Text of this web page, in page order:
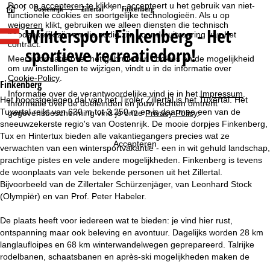
Door opaccepterente klikken, accepteert u het gebruik van niet-
functionele cookies en soortgelijke technologieën. Als u op
weigeren klikt, gebruiken we alleen diensten die technisch
noodzakelijk zijn en die nodig zijn voor de uitvoering van het
contract.
Meer informatie over het gebruik van cookies en de mogelijkheid
om uw instellingen te wijzigen, vindt u in de informatie over
Cookie-Policy
Informatie over de verantwoordelijke vind je in het Impressum
Informatie over de doeleinden en jouw rechten omtrent
gegevensbescherming vind je onzePrivacy Policy.
Accepteren
S
t
a
r
t
a
g
n
a
Oostenrijk Zillertal Finkenberg
WintersportFinkenberg - Het
sportieve recreatiedorp!
Finkenberg
Het hoogstgelegen dal van het Tiroler Zillertal is het Tuxertal. Het
Tuxertal reikt van 630 m tot 3.250 m en is daarmee een van de
sneeuwzekerste regio's van Oostenrijk. De mooie dorpjes Finkenberg,
Tux en Hintertux bieden alle vakantiegangers precies wat ze
verwachten van een wintersportvakantie - een in wit gehuld landschap,
prachtige pistes en vele andere mogelijkheden. Finkenberg is tevens
de woonplaats van vele bekende personen uit het Zillertal.
Bijvoorbeeld van de Zillertaler Schürzenjäger, van Leonhard Stock
(Olympiër) en van Prof. Peter Habeler.
De plaats heeft voor iedereen wat te bieden: je vind hier rust,
ontspanning maar ook beleving en avontuur. Dagelijks worden 28 km
langlaufloipes en 68 km winterwandelwegen geprepareerd. Talrijke
rodelbanen, schaatsbanen en après-ski mogelijkheden maken de